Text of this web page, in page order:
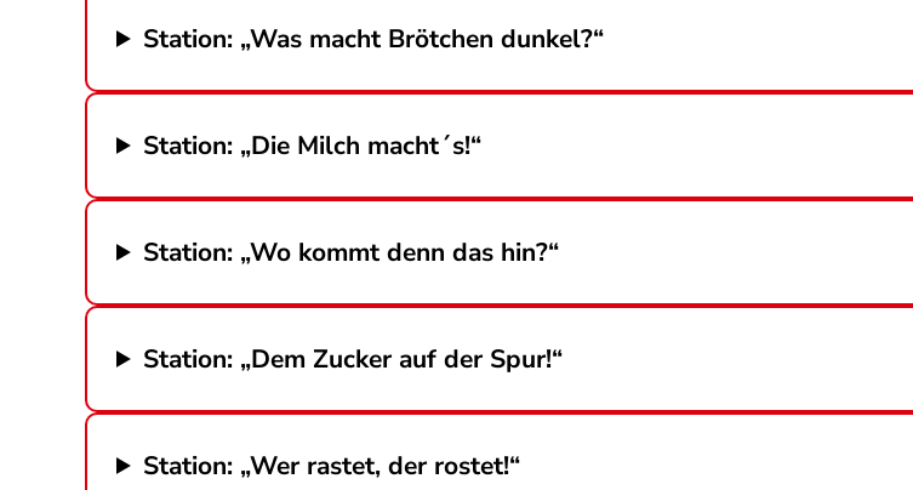
Station: „Was macht Brötchen dunkel?“
Station: „Die Milch macht´s!“
Station: „Wo kommt denn das hin?“
Station: „Dem Zucker auf der Spur!“
Station: „Wer rastet, der rostet!“